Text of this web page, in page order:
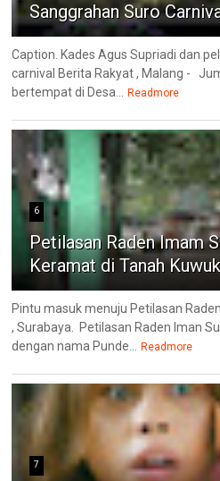
Sanggrahan Suro
Caption. Kades Agus Supriadi dan
carnival Berita Rakyat , Malang -
bertempat di Desa... Readmore
6
Petilasan Raden Imam
Keramat di Tanah
Pintu masuk menuju Petilasan
, Surabaya. Petilasan Raden Iman
dengan nama Punde... Readmore
7